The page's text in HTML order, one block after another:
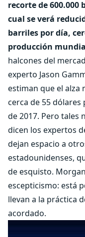
recorte de
cual se verá
barriles por día,
producción
halcones del
experto Jason
estiman que el alza
cerca de 55
de 2017. Pero tales
dicen los expertos
dejan espacio a
estadounidenses,
de esquisto.
escepticismo: está
llevan a la práctica
acordado.